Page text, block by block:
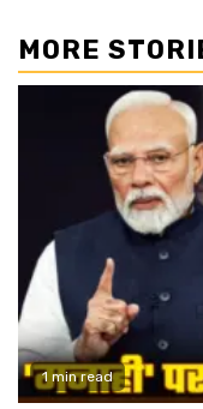
MORE
1 min read